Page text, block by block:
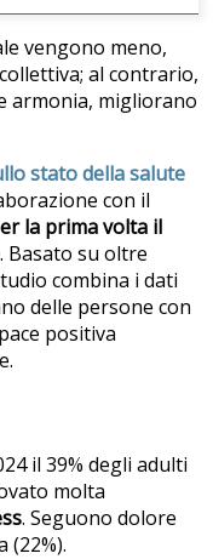
vengono meno,
al contrario,
armonia, migliorano
stato della salute
con il
la prima volta il
. Basato su oltre
combina i dati
delle persone con
positiva
il 39% degli adulti
molta
. Seguono dolore
(22%).